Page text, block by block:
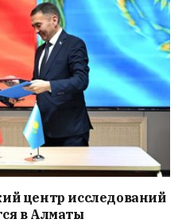
центр исследований
в Алматы